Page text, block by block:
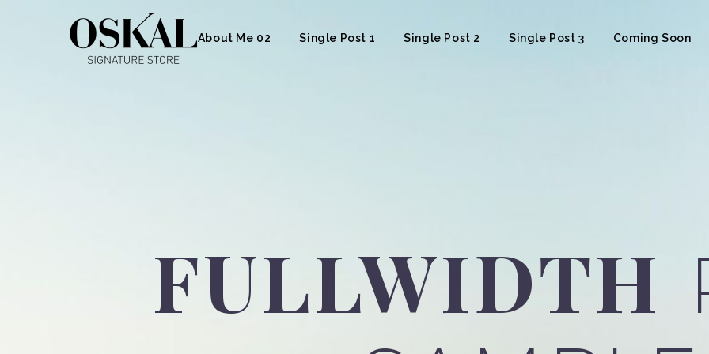
About Me 02 Single Post 1 Single Post 2 Single Post 3 Coming Soon
FULLWIDTH